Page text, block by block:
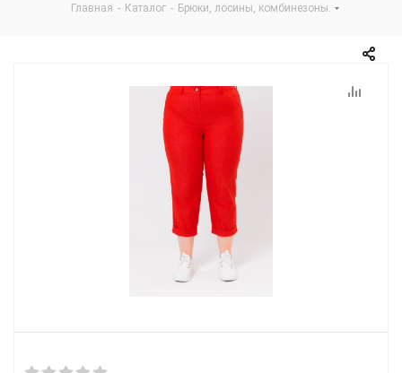
Главная - Каталог - Брюки, лосины, комбинезоны.